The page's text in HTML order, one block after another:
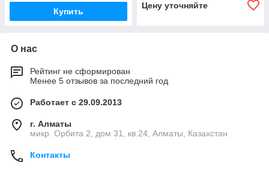
Купить
Цену уточняйте
О нас
Рейтинг не сформирован
Менее 5 отзывов за последний год
Работает с 29.09.2013
г. Алматы
микр. Орбита 2, дом 31, кв.24, Алматы, Казахстан
Контакты